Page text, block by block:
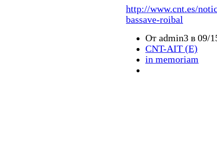
http://www.cnt.es/
bassave-roibal
От admin3 в 09/
CNT-AIT (E)
in memoriam